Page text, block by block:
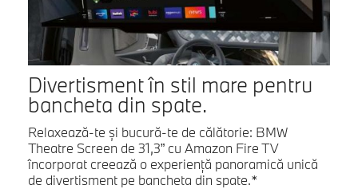
Divertisment în stil mare pentru
bancheta din spate.
Relaxează-te şi bucură-te de călătorie: BMW
Theatre Screen de 31,3” cu Amazon Fire TV
încorporat creează o experienţă panoramică unică
de divertisment pe bancheta din spate.*